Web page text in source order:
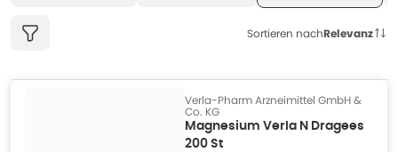
Sortieren nachRelevanz
Verla-Pharm Arzneimittel GmbH &
Co. KG
Magnesium Verla N Dragees
200 St